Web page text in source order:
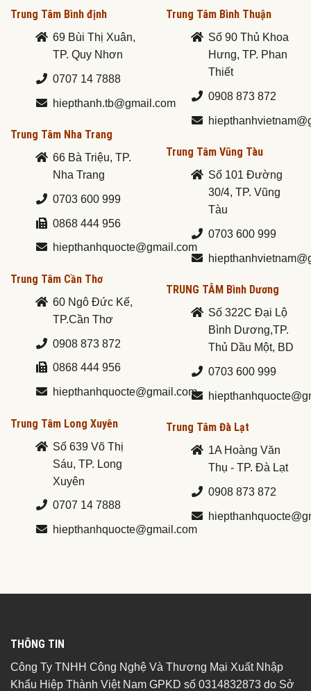
Trung Tâm Bình định
69 Bùi Thị Xuân,
TP. Quy Nhơn
0707 14 7888
hiepthanh.tb@gmail.com
Trung Tâm Nha Trang
66 Bà Triệu, TP.
Nha Trang
0703 600 999
0868 444 956
hiepthanhquocte@gmail.com
Trung Tâm Cần Thơ
60 Ngô Đức Kế,
TP.Cần Thơ
0908 873 872
0868 444 956
hiepthanhquocte@gmail.com
Trung Tâm Long Xuyên
Số 639 Võ Thị
Sáu, TP. Long
Xuyên
0707 14 7888
hiepthanhquocte@gmail.com
Trung Tâm Bình Thuận
Số 90 Thủ Khoa
Hưng, TP. Phan
Thiết
0908 873 872
Trung Tâm Vũng Tàu
Số 101 Đường
30/4, TP. Vũng
Tàu
0703 600 999
TRUNG TÂM Bình Dương
Số 322C Đại Lộ
Bình Dương,TP.
Thủ Dầu Một, BD
0703 600 999
Trung Tâm Đà Lạt
1A Hoàng Văn
Thụ - TP. Đà Lạt
0908 873 872
THÔNG TIN
Công Ty TNHH Công Nghệ Và Thương Mại Xuất Nhập
Khẩu Hiệp Thành Việt Nam GPKD số 0314832873 do Sở